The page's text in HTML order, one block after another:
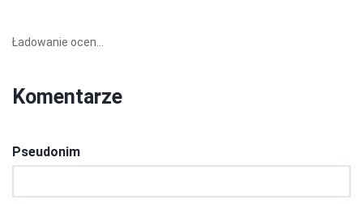
Ładowanie ocen...
Komentarze
Pseudonim